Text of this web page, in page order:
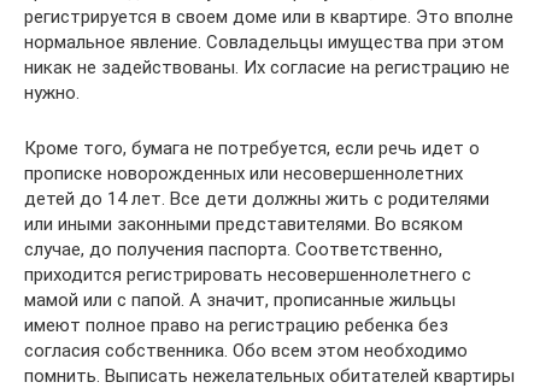
регистрируется в своем доме или в квартире. Это вполне
нормальное явление. Совладельцы имущества при этом
никак не задействованы. Их согласие на регистрацию не
нужно.
Кроме того, бумага не потребуется, если речь идет о
прописке новорожденных или несовершеннолетних
детей до 14 лет. Все дети должны жить с родителями
или иными законными представителями. Во всяком
случае, до получения паспорта. Соответственно,
приходится регистрировать несовершеннолетнего с
мамой или с папой. А значит, прописанные жильцы
имеют полное право на регистрацию ребенка без
согласия собственника. Обо всем этом необходимо
помнить. Выписать нежелательных обитателей квартиры